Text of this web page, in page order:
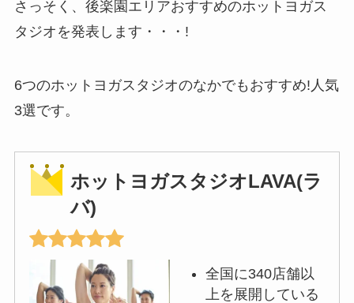
さっそく、後楽園エリアおすすめのホットヨガス
タジオを発表します・・・!
6つのホットヨガスタジオのなかでもおすすめ!人気
3選です。
ホットヨガスタジオLAVA(ラ
バ)
全国に340店舗以
上を展開している